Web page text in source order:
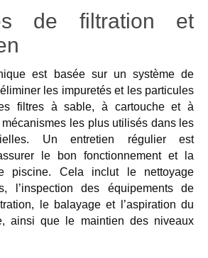
de filtration et
est basée sur un système de
les impuretés et les particules
filtres à sable, à cartouche et à
les plus utilisés dans les
Un entretien régulier est
le bon fonctionnement et la
piscine. Cela inclut le nettoyage
l’inspection des équipements de
le balayage et l’aspiration du
ainsi que le maintien des niveaux